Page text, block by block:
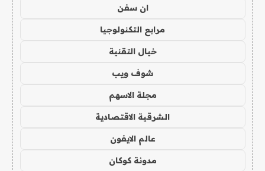
ان سفن
مرابع التكنولوجيا
خيال التقنية
شوف ويب
مجلة الاسهم
الشرقية الاقتصادية
عالم الايفون
مدونة كوكان